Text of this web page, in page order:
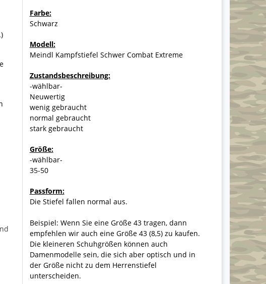
Farbe:
Schwarz
Modell:
Meindl Kampfstiefel Schwer Combat Extreme
Zustandsbeschreibung:
-wählbar-
Neuwertig
wenig gebraucht
normal gebraucht
stark gebraucht
Größe:
-wählbar-
35-50
Passform:
Die Stiefel fallen normal aus.
Beispiel: Wenn Sie eine Größe 43 tragen, dann
empfehlen wir auch eine Größe 43 (8,5) zu kaufen.
Die kleineren Schuhgrößen können auch
Damenmodelle sein, die sich aber optisch und in
der Größe nicht zu dem Herrenstiefel
unterscheiden.